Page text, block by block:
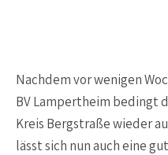
Nachdem vor wenigen
BV Lampertheim bedingt
Kreis Bergstraße wieder
lässt sich nun auch eine